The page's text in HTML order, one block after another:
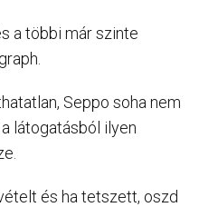
a többi már szinte
Seppo soha nem
látogatásból ilyen
és ha tetszett, oszd